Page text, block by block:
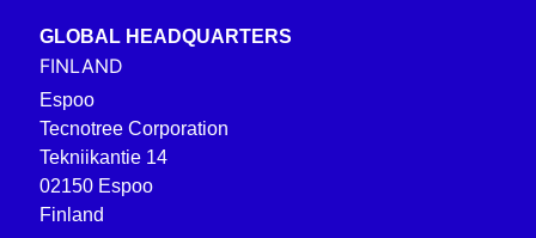
GLOBAL HEADQUARTERS
FINLAND
Espoo
Tecnotree Corporation
Tekniikantie 14
02150 Espoo
Finland